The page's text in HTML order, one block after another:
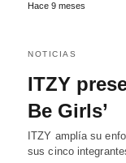
Hace 9 meses
NOTICIAS
ITZY
Be Girls’
ITZY amplía su
sus cinco